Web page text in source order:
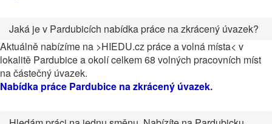
Jaká je v Pardubicích nabídka práce na zkrácený úvazek?
Aktuálně nabízíme na >HIEDU.cz práce a volná místa< v
lokalitě Pardubice a okolí celkem 68 volných pracovních míst
na částečný úvazek.
Nabídka práce Pardubice na zkrácený úvazek.